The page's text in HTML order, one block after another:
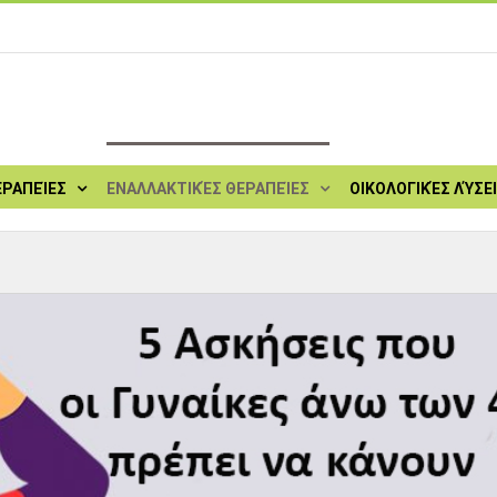
ΕΝΑΛΛΑΚΤΙΚΈΣ ΘΕΡΑΠΕΊΕΣ ΟΙΚΟΛΟΓΙΚΈΣ